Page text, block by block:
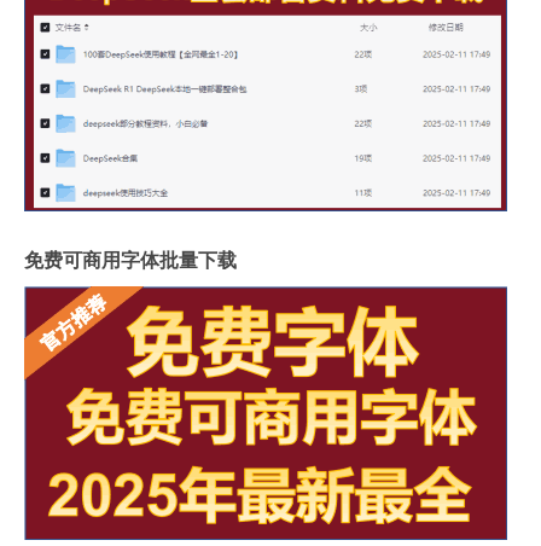
免费可商用字体批量下载